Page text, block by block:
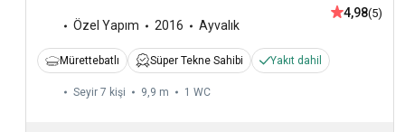
Özel Yapım 2016 Ayvalık
4,98(5)
Mürettebatlı Süper Tekne Sahibi Yakıt dahil
Seyir 7 kişi 9,9 m 1 WC